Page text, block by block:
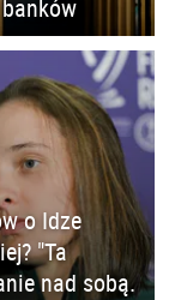
o Idze
"Ta
nad sobą.